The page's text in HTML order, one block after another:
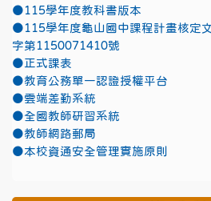
●115學年度教科書版本
●115學年度龜山國中課程計畫核定
字第1150071410號
●正式課表
●教育公務單一認證授權平台
●雲端差勤系統
●全國教師研習系統
●教師網路郵局
●本校資通安全管理實施原則